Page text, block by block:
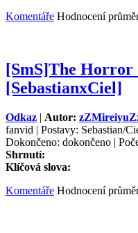
Komentáře Hodnocení
[SmS]The Horror
[SebastianxCiel]
Odkaz | Autor:
fanvid | Postavy: Sebastian/
Dokončeno: dokončeno |
Shrnutí:
Klíčová slova:
Komentáře Hodnocení